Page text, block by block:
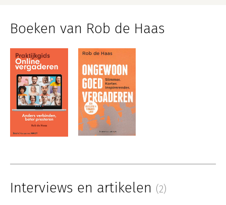
Boeken van Rob de Haas
Interviews en artikelen (2)